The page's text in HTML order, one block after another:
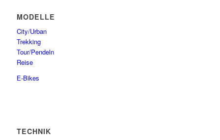
MODELLE
City/Urban
Trekking
Tour/Pendeln
Reise
E-Bikes
TECHNIK